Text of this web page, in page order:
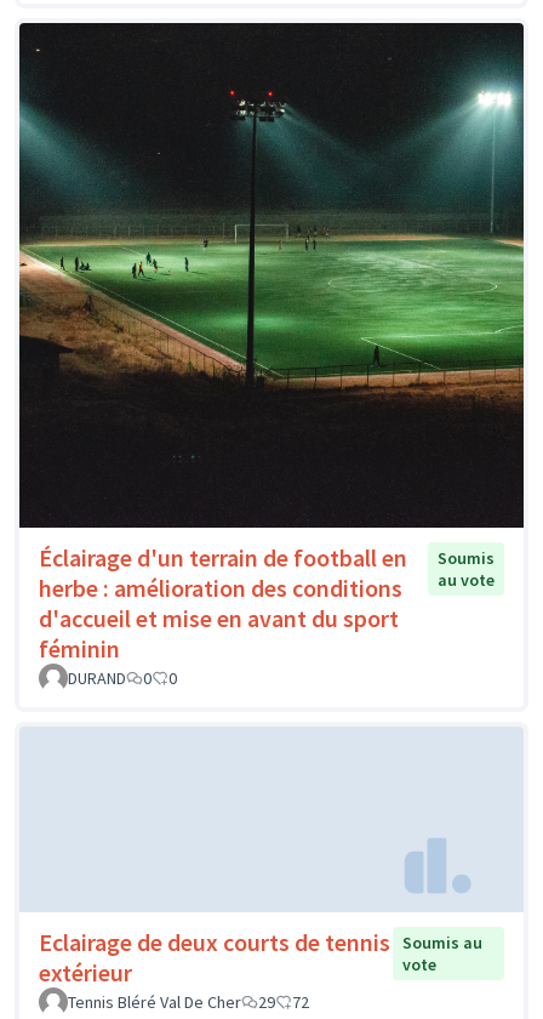
Éclairage d'un terrain de football en
herbe : amélioration des conditions
d'accueil et mise en avant du sport
féminin
Soumis
au vote
DURAND 0 0
Eclairage de deux courts de tennis
extérieur
Soumis au
vote
Tennis Bléré Val De Cher
29 72